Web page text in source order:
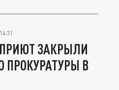
ЗАКРЫЛИ
ПРОКУРАТУРЫ В